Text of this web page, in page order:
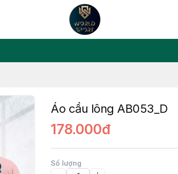
Áo cầu lông AB053_D
178.000đ
Số lượng